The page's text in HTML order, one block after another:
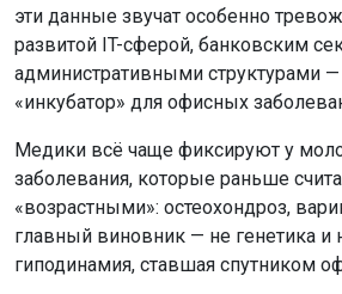
эти данные звучат особенно
развитой IT-сферой, банковским
административными структурами
«инкубатор» для офисных
Медики всё чаще фиксируют у
заболевания, которые раньше
«возрастными»: остеохондроз,
главный виновник — не генетика и
гиподинамия, ставшая спутником